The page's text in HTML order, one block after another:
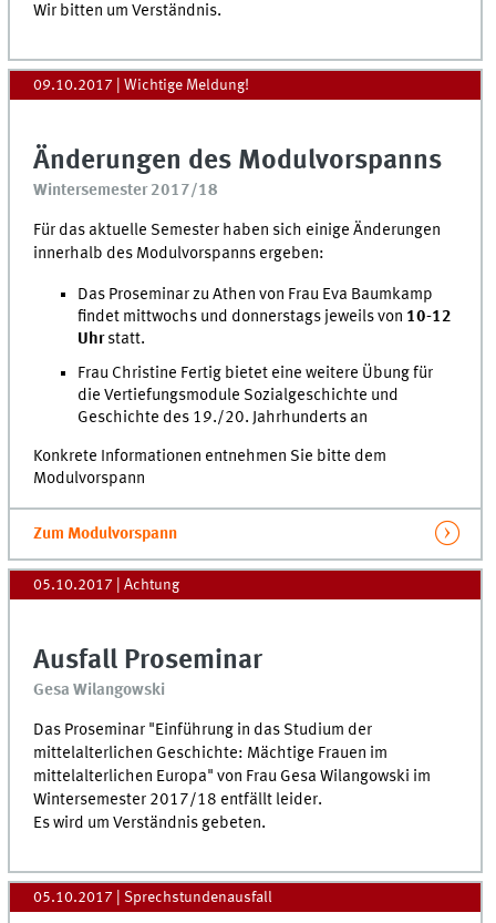
Wir bitten um Verständnis.
09.10.2017 | Wichtige Meldung!
Änderungen des Modulvorspanns
Wintersemester 2017/18
Für das aktuelle Semester haben sich einige Änderungen
innerhalb des Modulvorspanns ergeben:
Das Proseminar zu Athen von Frau Eva Baumkamp
findet mittwochs und donnerstags jeweils von 10-12
Uhrstatt.
Frau Christine Fertig bietet eine weitere Übung für
die Vertiefungsmodule Sozialgeschichte und
Geschichte des 19./20. Jahrhunderts an
Konkrete Informationen entnehmen Sie bitte dem
Modulvorspann
Zum Modulvorspann
05.10.2017 | Achtung
Ausfall Proseminar
Gesa Wilangowski
Das Proseminar "Einführung in das Studium der
mittelalterlichen Geschichte: Mächtige Frauen im
mittelalterlichen Europa" von Frau Gesa Wilangowski im
Wintersemester 2017/18 entfällt leider.
Es wird um Verständnis gebeten.
05.10.2017 | Sprechstundenausfall